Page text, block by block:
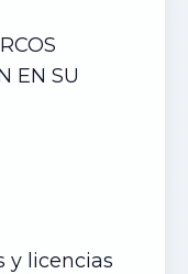
EN SU
y licencias